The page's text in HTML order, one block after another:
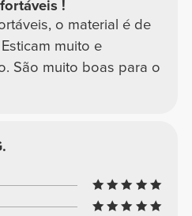
!
o material é de
muito e
São muito boas para o